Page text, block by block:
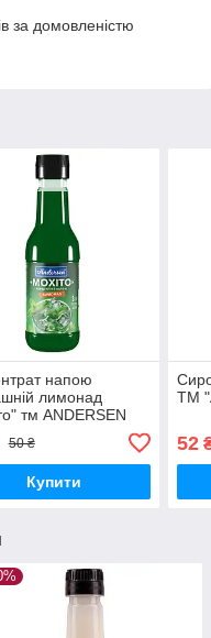
за домовленістю
напою
лимонад
тм ANDERSEN
50 ₴
Купити
ТМ
52